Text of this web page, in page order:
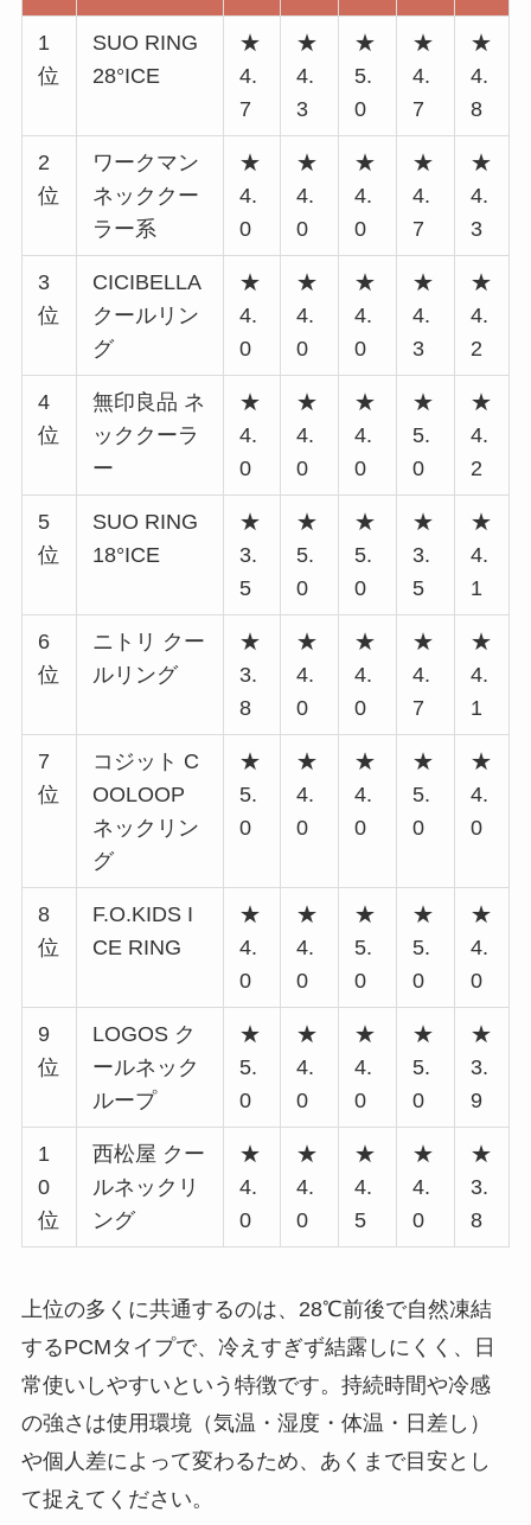
1
位
SUO RING
28°ICE
★
4.
7
★
4.
3
★
5.
0
★
4.
7
★
4.
8
2
位
ワークマン
ネッククー
ラー系
★
4.
0
★
4.
0
★
4.
0
★
4.
7
★
4.
3
3
位
CICIBELLA
クールリン
グ
★
4.
0
★
4.
0
★
4.
0
★
4.
3
★
4.
2
4
位
無印良品 ネ
ッククーラ
ー
★
4.
0
★
4.
0
★
4.
0
★
5.
0
★
4.
2
5
位
SUO RING
18°ICE
★
3.
5
★
5.
0
★
5.
0
★
3.
5
★
4.
1
6
位
ニトリ クー
ルリング
★
3.
8
★
4.
0
★
4.
0
★
4.
7
★
4.
1
7
位
コジット C
OOLOOP
ネックリン
グ
★
5.
0
★
4.
0
★
4.
0
★
5.
0
★
4.
0
8
位
F.O.KIDS I
CE RING
★
4.
0
★
4.
0
★
5.
0
★
5.
0
★
4.
0
9
位
LOGOS ク
ールネック
ループ
★
5.
0
★
4.
0
★
4.
0
★
5.
0
★
3.
9
1
0
位
西松屋 クー
ルネックリ
ング
★
4.
0
★
4.
0
★
4.
5
★
4.
0
★
3.
8
上位の多くに共通するのは、28℃前後で自然凍結
するPCMタイプで、冷えすぎず結露しにくく、日
常使いしやすいという特徴です。持続時間や冷感
の強さは使用環境（気温・湿度・体温・日差し）
や個人差によって変わるため、あくまで目安とし
て捉えてください。